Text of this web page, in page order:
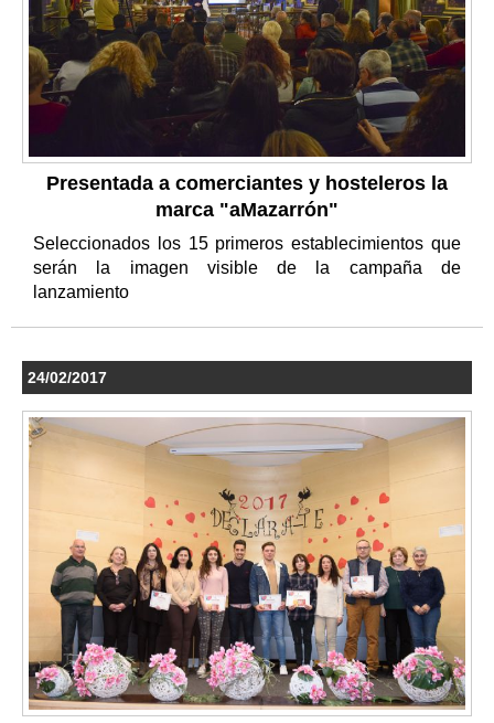
Presentada a comerciantes y hosteleros la
marca "aMazarrón"
Seleccionados los 15 primeros establecimientos que
serán la imagen visible de la campaña de
lanzamiento
24/02/2017